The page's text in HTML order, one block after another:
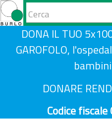
Form
di
ricerca
Cerca
DONA IL TUO
GAROFOLO,
DONARE
Codice